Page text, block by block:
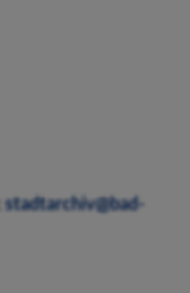
stadtarchiv@bad-